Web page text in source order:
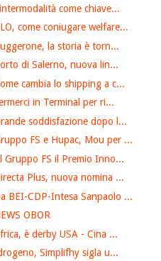
come chiave...
come coniugare welfare...
la storia è torn...
di Salerno, nuova lin...
cambia lo shipping a c...
in Terminal per ri...
soddisfazione dopo l...
FS e Hupac, Mou per ...
Gruppo FS il Premio Inno...
Plus, nuova nomina ...
BEI-CDP-Intesa Sanpaolo ...
OBOR
è derby USA - Cina ...
Simplifhy sigla u...